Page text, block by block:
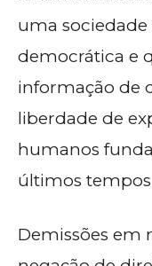
uma
democrática e
informação de
liberdade de
humanos
últimos tempos
Demissões em